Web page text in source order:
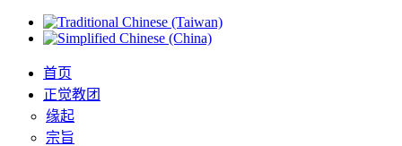
首页
正觉教团
缘起
宗旨